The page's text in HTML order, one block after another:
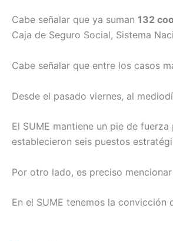
Cabe señalar que ya suman 132
Caja de Seguro Social, Sistema
Cabe señalar que entre los casos
Desde el pasado viernes, al
El SUME mantiene un pie de
establecieron seis puestos
Por otro lado, es preciso
En el SUME tenemos la convicción